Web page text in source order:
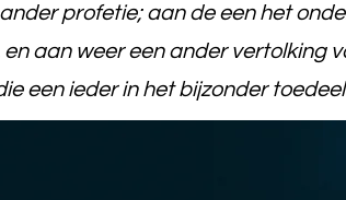
profetie; aan de een het
en aan weer een ander vertolking
een ieder in het bijzonder